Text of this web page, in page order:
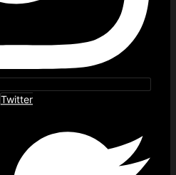
Twitter